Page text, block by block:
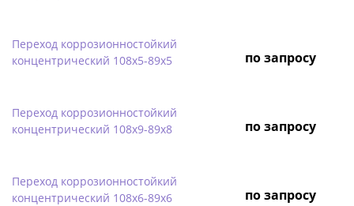
Переход коррозионностойкий
концентрический 108х5-89х5
по запросу
Переход коррозионностойкий
концентрический 108х9-89х8
по запросу
Переход коррозионностойкий
концентрический 108х6-89х6
по запросу